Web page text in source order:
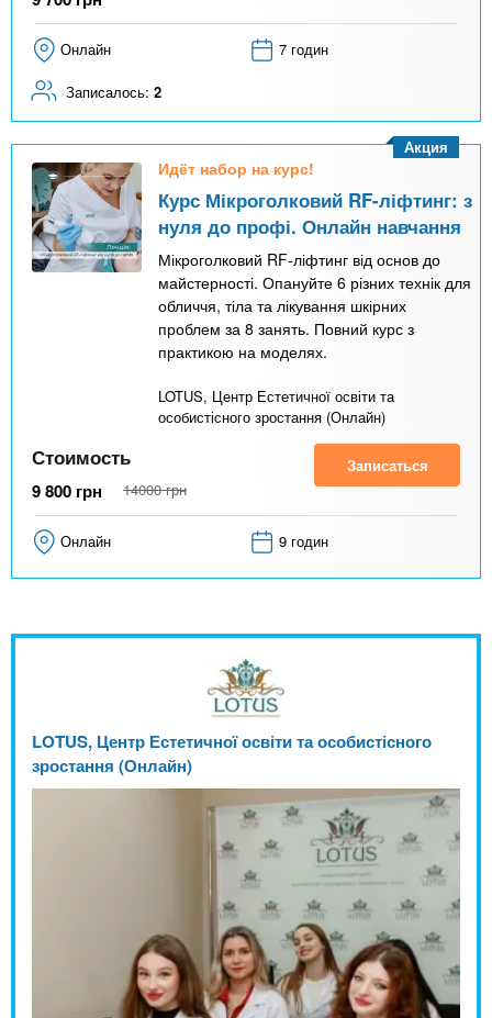
Онлайн 7 годин
Записалось: 2
Идёт набор на курс!
Курс Мікроголковий RF-ліфтинг: з
нуля до профі. Онлайн навчання
Мікроголковий RF-ліфтинг від основ до
майстерності. Опануйте 6 різних технік для
обличчя, тіла та лікування шкірних
проблем за 8 занять. Повний курс з
практикою на моделях.
LOTUS, Центр Естетичної освіти та
особистісного зростання (Онлайн)
Акция
Стоимость
9 800 грн 14000 грн
Записаться
Онлайн 9 годин
LOTUS, Центр Естетичної освіти та особистісного
зростання (Онлайн)